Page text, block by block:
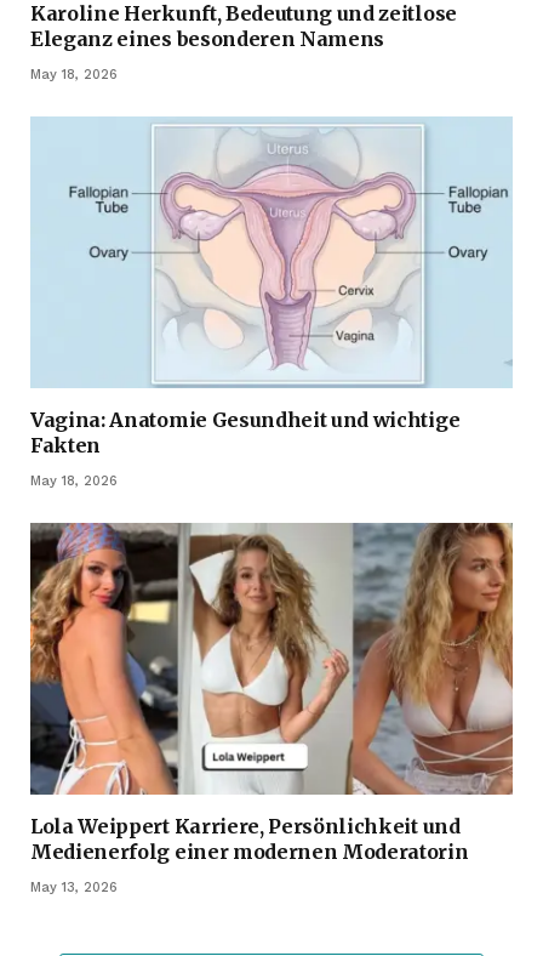
Karoline Herkunft, Bedeutung und zeitlose
Eleganz eines besonderen Namens
May 18, 2026
Vagina: Anatomie Gesundheit und wichtige
Fakten
May 18, 2026
Lola Weippert Karriere, Persönlichkeit und
Medienerfolg einer modernen Moderatorin
May 13, 2026